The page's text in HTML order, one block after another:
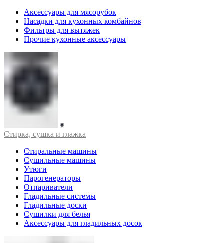
Аксессуары для мясорубок
Насадки для кухонных комбайнов
Фильтры для вытяжек
Прочие кухонные аксессуары
Стирка, сушка и глажка
Стиральные машины
Сушильные машины
Утюги
Парогенераторы
Отпариватели
Гладильные системы
Гладильные доски
Сушилки для белья
Аксессуары для гладильных досок